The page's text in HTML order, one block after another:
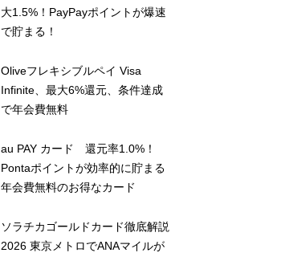
大1.5%！PayPayポイントが爆速
で貯まる！
Oliveフレキシブルペイ Visa
Infinite、最大6%還元、条件達成
で年会費無料
au PAY カード 還元率1.0%！
Pontaポイントが効率的に貯まる
年会費無料のお得なカード
ソラチカゴールドカード徹底解説
2026 東京メトロでANAマイルが